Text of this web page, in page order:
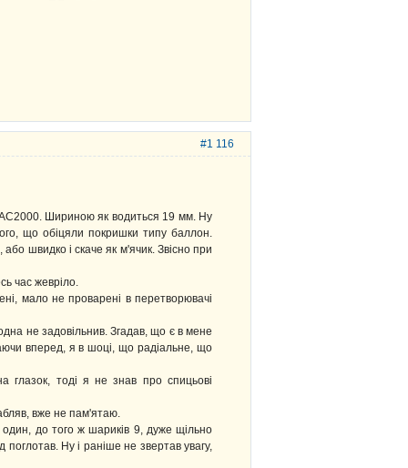
#1 116
Шириною як водиться 19 мм. Ну
що обіцяли покришки типу баллон.
швидко і скаче як м'ячик. Звісно при
час жевріло.
мало не проварені в перетворювачі
не задовільнив. Згадав, що є в мене
вперед, я в шоці, що радіальне, що
глазок, тоді я не знав про спицьові
вже не пам'ятаю.
до того ж шариків 9, дуже щільно
Ну і раніше не звертав увагу,